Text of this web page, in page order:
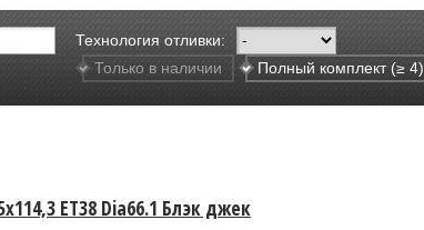
Технология отливки:
Только в наличии
Полный комплект (≥ 4)
ET38 Dia66.1 Блэк джек